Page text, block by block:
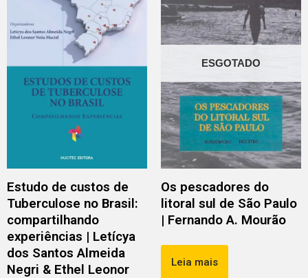
Estudo de custos de
Tuberculose no Brasil:
compartilhando
experiências | Letícya
dos Santos Almeida
Negri & Ethel Leonor
ESGOTADO
Os pescadores do
litoral sul de São Paulo
| Fernando A. Mourão
Leia mais